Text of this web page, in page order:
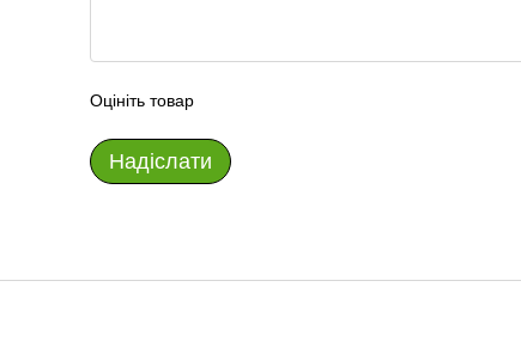
Оцініть товар
Надіслати